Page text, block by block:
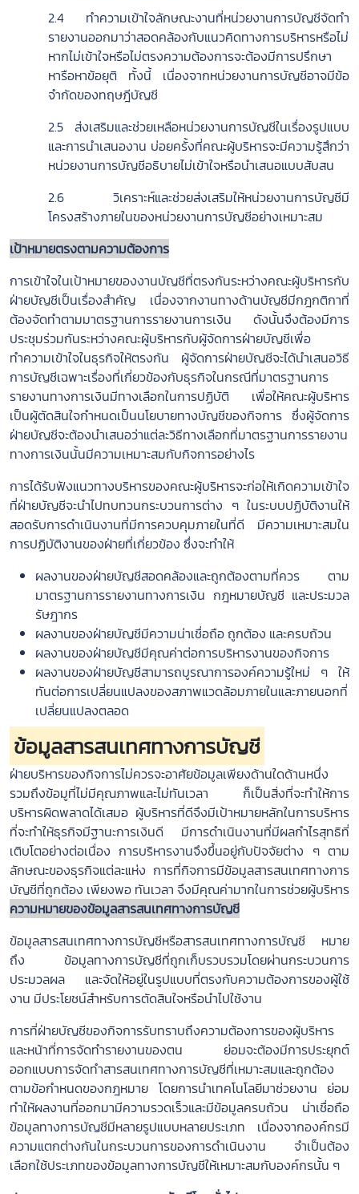
2.4 ทำความเข้าใจลักษณะงานที่หน่วยงานการบัญชีจัดทำ
รายงานออกมาว่าสอดคล้องกับแนวคิดทางการบริหารหรือไม่
หากไม่เข้าใจหรือไม่ตรงความต้องการจะต้องมีการปรึกษา
หารือหาข้อยุติ ทั้งนี้ เนื่องจากหน่วยงานการบัญชีอาจมีข้อ
จำกัดของทฤษฎีบัญชี
2.5 ส่งเสริมและช่วยเหลือหน่วยงานการบัญชีในเรื่องรูปแบบ
และการนำเสนองาน บ่อยครั้งที่คณะผู้บริหารจะมีความรู้สึกว่า
หน่วยงานการบัญชีอธิบายไม่เข้าใจหรือนำเสนอแบบสับสน
2.6 วิเคราะห์และช่วยส่งเสริมให้หน่วยงานการบัญชีมี
โครงสร้างภายในของหน่วยงานการบัญชีอย่างเหมาะสม
เป้าหมายตรงตามความต้องการ
การเข้าใจในเป้าหมายของงานบัญชีที่ตรงกันระหว่างคณะผู้บริหารกับ
ฝ่ายบัญชีเป็นเรื่องสำคัญ เนื่องจากงานทางด้านบัญชีมีกฎกติกาที่
ต้องจัดทำตามมาตรฐานการรายงานการเงิน ดังนั้นจึงต้องมีการ
ประชุมร่วมกันระหว่างคณะผู้บริหารกับผู้จัดการฝ่ายบัญชีเพื่อ
ทำความเข้าใจในธุรกิจให้ตรงกัน ผู้จัดการฝ่ายบัญชีจะได้นำเสนอวิธี
การบัญชีเฉพาะเรื่องที่เกี่ยวข้องกับธุรกิจในกรณีที่มาตรฐานการ
รายงานทางการเงินมีทางเลือกในการปฏิบัติ เพื่อให้คณะผู้บริหาร
เป็นผู้ตัดสินใจกำหนดเป็นนโยบายทางบัญชีของกิจการ ซึ่งผู้จัดการ
ฝ่ายบัญชีจะต้องนำเสนอว่าแต่ละวิธีทางเลือกที่มาตรฐานการรายงาน
ทางการเงินนั้นมีความเหมาะสมกับกิจการอย่างไร
การได้รับฟังแนวทางบริหารของคณะผู้บริหารจะก่อให้เกิดความเข้าใจ
ที่ฝ่ายบัญชีจะนำไปทบทวนกระบวนการต่าง ๆ ในระบบปฏิบัติงานให้
สอดรับการดำเนินงานที่มีการควบคุมภายในที่ดี มีความเหมาะสมใน
การปฏิบัติงานของฝ่ายที่เกี่ยวข้อง ซึ่งจะทำให้
ผลงานของฝ่ายบัญชีสอดคล้องและถูกต้องตามที่ควร ตาม
มาตรฐานการรายงานทางการเงิน กฎหมายบัญชี และประมวล
รัษฎากร
ผลงานของฝ่ายบัญชีมีความน่าเชื่อถือ ถูกต้อง และครบถ้วน
ผลงานของฝ่ายบัญชีมีคุณค่าต่อการบริหารงานของกิจการ
ผลงานของฝ่ายบัญชีสามารถบูรณาการองค์ความรู้ใหม่ ๆ ให้
ทันต่อการเปลี่ยนแปลงของสภาพแวดล้อมภายในและภายนอกที่
เปลี่ยนแปลงตลอด
ข้อมูลสารสนเทศทางการบัญชี
ฝ่ายบริหารของกิจการไม่ควรจะอาศัยข้อมูลเพียงด้านใดด้านหนึ่ง
รวมถึงข้อมูที่ไม่มีคุณภาพและไม่ทันเวลา ก็เป็นสิ่งที่จะทำให้การ
บริหารผิดพลาดได้เสมอ ผู้บริหารที่ดีจึงมีเป้าหมายหลักในการบริหาร
ที่จะทำให้ธุรกิจมีฐานะการเงินดี มีการดำเนินงานที่มีผลกำไรสุทธิที่
เติบโตอย่างต่อเนื่อง การบริหารงานจึงขึ้นอยู่กับปัจจัยต่าง ๆ ตาม
ลักษณะของธุรกิจแต่ละแห่ง การที่กิจการมีข้อมูลสารสนเทศทางการ
บัญชีที่ถูกต้อง เพียงพอ ทันเวลา จึงมีคุณค่ามากในการช่วยผู้บริหาร
ความหมายของข้อมูลสารสนเทศทางการบัญชี
ข้อมูลสารสนเทศทางการบัญชีหรือสารสนเทศทางการบัญชี หมาย
ถึง ข้อมูลทางการบัญชีที่ถูกเก็บรวบรวมโดยผ่านกระบวนการ
ประมวลผล และจัดให้อยู่ในรูปแบบที่ตรงกับความต้องการของผู้ใช้
งาน มีประโยชน์สำหรับการตัดสินใจหรือนำไปใช้งาน
การที่ฝ่ายบัญชีของกิจการรับทราบถึงความต้องการของผู้บริหาร
และหน้าที่การจัดทำรายงานของตน ย่อมจะต้องมีการประยุกต์
ออกแบบการจัดทำสารสนเทศทางการบัญชีที่เหมาะสมและถูกต้อง
ตามข้อกำหนดของกฎหมาย โดยการนำเทคโนโลยีมาช่วยงาน ย่อม
ทำให้ผลงานที่ออกมามีความรวดเร็วและมีข้อมูลครบถ้วน น่าเชื่อถือ
ข้อมูลทางการบัญชีมีหลายรูปแบบหลายประเภท เนื่องจากองค์กรมี
ความแตกต่างกันในกระบวนการของการดำเนินงาน จำเป็นต้อง
เลือกใช้ประเภทของข้อมูลทางการบัญชีให้เหมาะสมกับองค์กรนั้น ๆ